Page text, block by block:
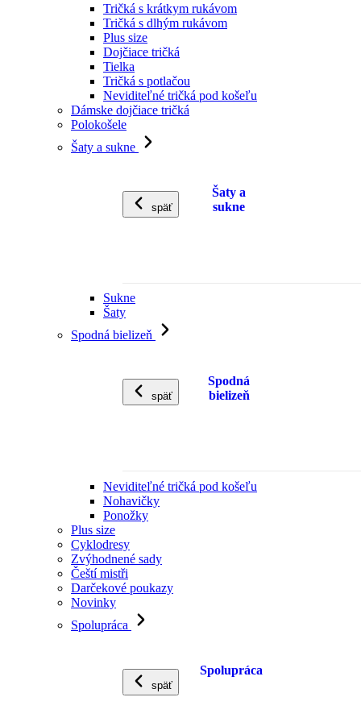
Tričká s krátkym rukávom
Tričká s dlhým rukávom
Plus size
Dojčiace tričká
Tielka
Tričká s potlačou
Neviditeľné tričká pod košeľu
Dámske dojčiace tričká
Polokošele
Šaty a sukne
späť
Šaty a
sukne
Sukne
Šaty
Spodná bielizeň
späť
Spodná
bielizeň
Neviditeľné tričká pod košeľu
Nohavičky
Ponožky
Plus size
Cyklodresy
Zvýhodnené sady
Čeští mistři
Darčekové poukazy
Novinky
Spolupráca
späť
Spolupráca